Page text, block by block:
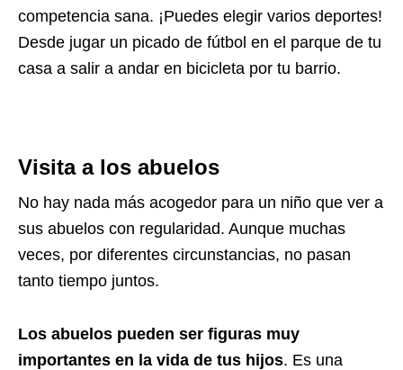
competencia sana. ¡Puedes elegir varios deportes!
Desde jugar un picado de fútbol en el parque de tu
casa a salir a andar en bicicleta por tu barrio.
Visita a los abuelos
No hay nada más acogedor para un niño que ver a
sus abuelos con regularidad. Aunque muchas
veces, por diferentes circunstancias, no pasan
tanto tiempo juntos.
Los abuelos pueden ser figuras muy
importantes en la vida de tus hijos. Es una